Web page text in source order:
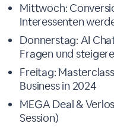
Mittwoch:
Interessenten
Donnerstag: AI
Fragen und
Freitag:
Business in 2024
MEGA Deal &
Session)